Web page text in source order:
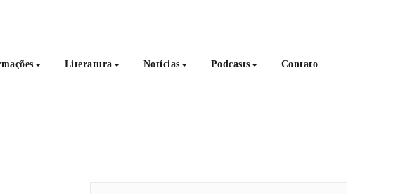
Literatura Notícias Podcasts Contato